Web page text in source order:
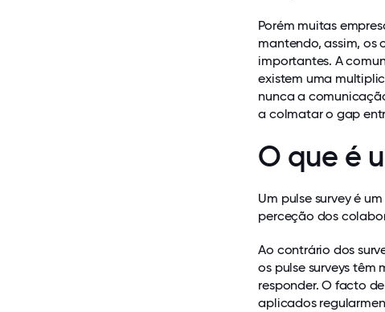
Porém muitas
mantendo, assim, os
importantes. A
existem uma
nunca a
a colmatar o gap
O que é
Um pulse survey é
perceção dos
Ao contrário dos
os pulse surveys têm
responder. O facto
aplicados